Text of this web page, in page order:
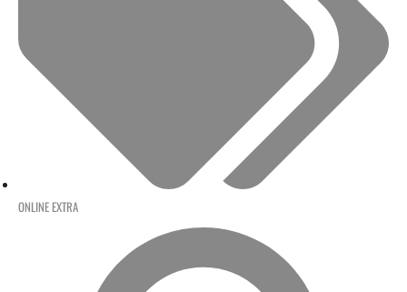
ONLINE EXTRA